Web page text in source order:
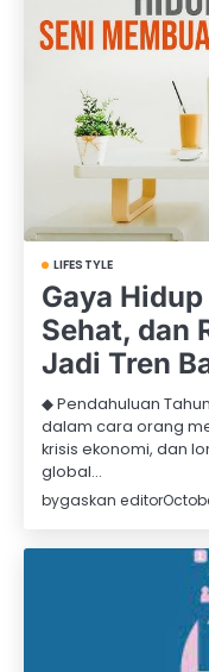
LIFESTYLE
Gaya
Sehat, dan
Jadi Tren
◆ Pendahuluan
dalam cara orang
krisis ekonomi, dan
global…
bygaskan editor